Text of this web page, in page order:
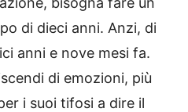
di dieci anni. Anzi, di
anni e nove mesi fa.
di emozioni, più
i suoi tifosi a dire il